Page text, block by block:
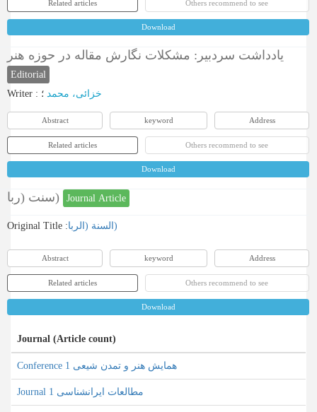
Related articles Others recommend to see
Download
یادداشت سردبیر: مشکلات نگارش مقاله در حوزه هنر
Editorial
Writer : خزائی، محمد ؛
Abstract keyword Address
Related articles Others recommend to see
Download
سنت (ربا) Journal Article
Original Title : السنة (الربا)
Abstract keyword Address
Related articles Others recommend to see
Download
Journal (Article count)
Conference همایش هنر و تمدن شیعی 1
Journal مطالعات ایرانشناسی 1